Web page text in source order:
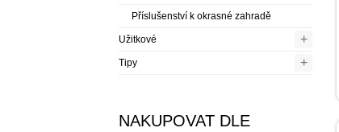
Příslušenství k okrasné zahradě
Užitkové +
Tipy +
NAKUPOVAT DLE